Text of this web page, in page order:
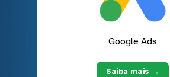
Google Ads
Saiba mais →